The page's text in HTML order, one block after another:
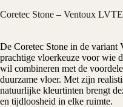
Coretec Stone – Ventoux
De Coretec Stone in de
prachtige vloerkeuze voor wie
wil combineren met de
duurzame vloer. Met zijn
natuurlijke kleurtinten brengt
en tijdloosheid in elke ruimte.